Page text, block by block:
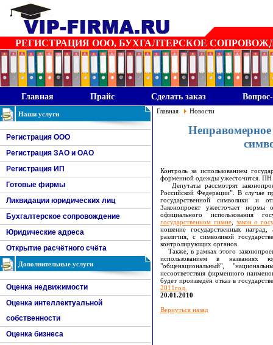
РЕГИСТРАЦИЯ ООО, БУХГАЛТЕРСКОЕ
Главная Прайс Сделать заказ
Наши услуги
Регистрация ООО
Регистрация ЗАО и ОАО
Регистрация ИП
Готовые фирмы
Ликвидации юридических лиц
Бухгалтерское сопровождение
Юридические адреса
Открытие расчётного счёта
Дополнительные услуги
Оценка недвижимости
Оценка интеллектуальной
собственности
Оценка бизнеса
Главная Новости
Неправомерное
Контроль за использованием
форменной одежды ужесточится. ПН
Депутаты рассмотрят
Российской Федерации”. В случае
государственной символики и
Законопроект ужесточает нормы
официального использования
государственном гимне, закон о
ношение государственных
различия, с символикой
контролирующих органов.
Также, в рамках этого
использованием в названиях
"общенациональный",
несоответствия фирменного
будет произведён отказ в
2011год.
20.01.2010
Вернуться назад